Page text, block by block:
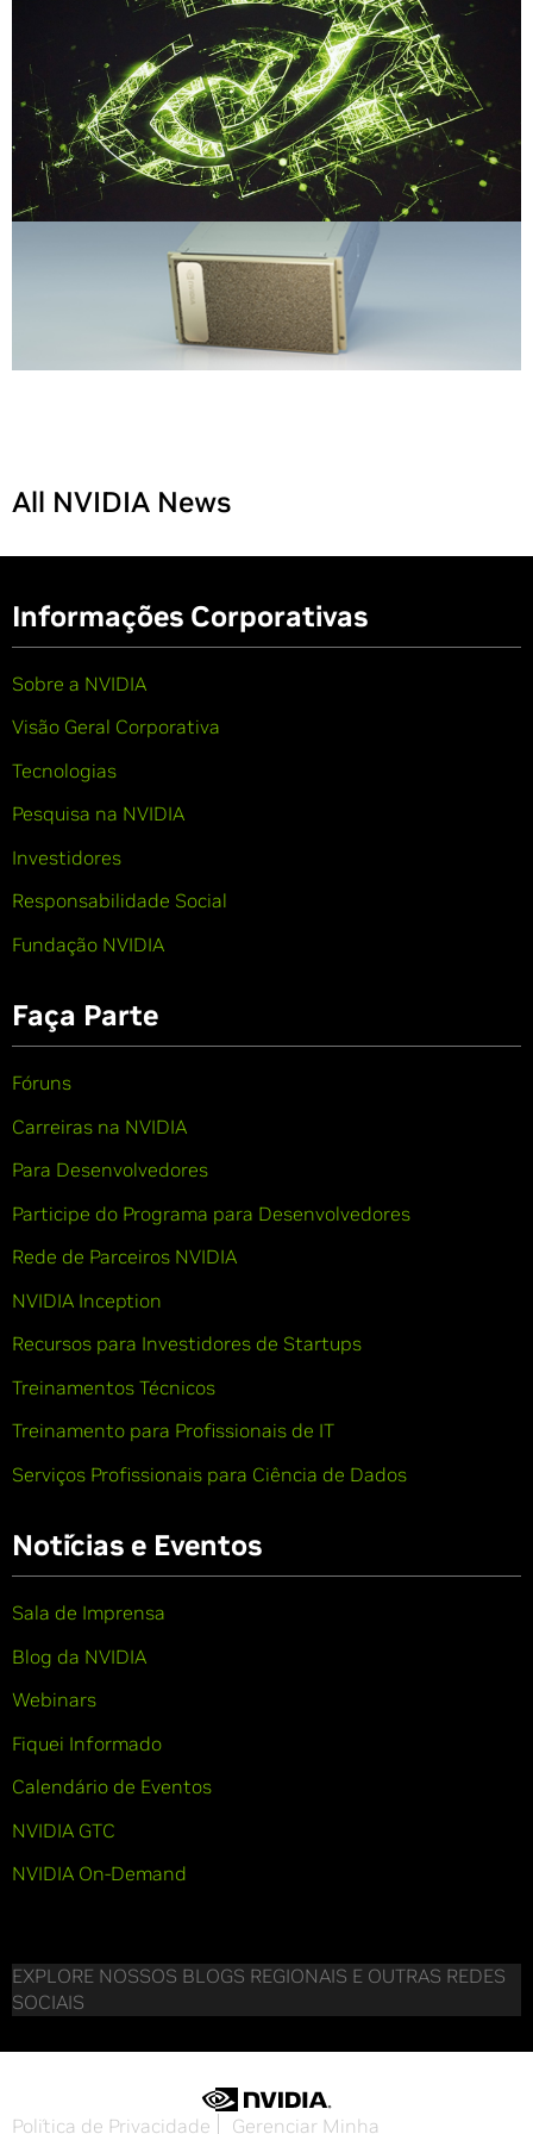
All NVIDIA News
Informações Corporativas
Sobre a NVIDIA
Visão Geral Corporativa
Tecnologias
Pesquisa na NVIDIA
Investidores
Responsabilidade Social
Fundação NVIDIA
Faça Parte
Fóruns
Carreiras na NVIDIA
Para Desenvolvedores
Participe do Programa para Desenvolvedores
Rede de Parceiros NVIDIA
NVIDIA Inception
Recursos para Investidores de Startups
Treinamentos Técnicos
Treinamento para Profissionais de IT
Serviços Profissionais para Ciência de Dados
Notícias e Eventos
Sala de Imprensa
Blog da NVIDIA
Webinars
Fiquei Informado
Calendário de Eventos
NVIDIA GTC
NVIDIA On-Demand
EXPLORE NOSSOS BLOGS REGIONAIS E OUTRAS REDES
SOCIAIS
Política de Privacidade Gerenciar Minha